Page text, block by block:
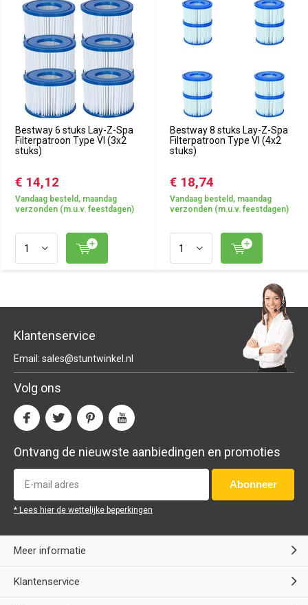
Bestway 6 stuks Lay-Z-Spa
Filterpatroon Type VI (3x2
stuks)
€ 14,12
Vandaag besteld, maandag
verzonden (m.u.v. feestdagen)
Bestway 8 stuks Lay-Z-Spa
Filterpatroon Type VI (4x2
stuks)
€ 18,74
Vandaag besteld, maandag
verzonden (m.u.v. feestdagen)
Klantenservice
Email: sales@stuntwinkel.nl
Volg ons
Ontvang de nieuwste aanbiedingen en promoties
Abonneer
* Lees hier de wettelijke beperkingen
Meer informatie
Klantenservice